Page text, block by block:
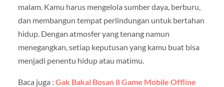
malam. Kamu harus mengelola sumber daya, berburu,
dan membangun tempat perlindungan untuk bertahan
hidup. Dengan atmosfer yang tenang namun
menegangkan, setiap keputusan yang kamu buat bisa
menjadi penentu hidup atau matimu.
Baca juga : Gak Bakal Bosan 8 Game Mobile Offline